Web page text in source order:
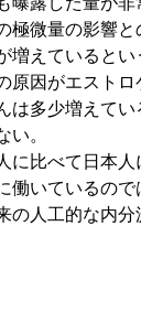
微量の影響と
えていると
原因がエスト
は多少増えて
い。
比べて日本
働いているの
の人工的な内